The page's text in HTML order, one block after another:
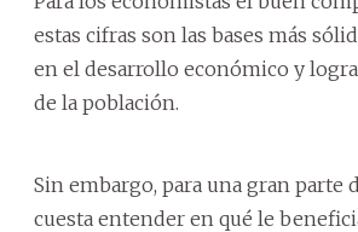
estas cifras son las bases más
en el desarrollo económico y
de la población.
Sin embargo, para una gran parte
cuesta entender en qué le